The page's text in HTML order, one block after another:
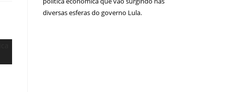
diversas esferas do governo Lula.